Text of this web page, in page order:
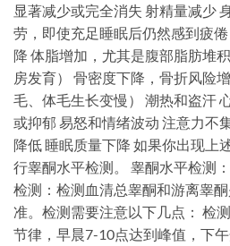
显著减少或完全消失 射精量减少
劳，即使充足睡眠后仍然感到疲
降 体脂增加，尤其是腹部脂肪堆
房发育） 骨密度下降，骨折风险
毛、体毛生长变慢） 潮热和盗汗
或抑郁 易怒和情绪波动 注意力不
降低 睡眠质量下降 如果你出现上
行睾酮水平检测。 睾酮水平检测
检测：检测血清总睾酮和游离睾
准。检测需要注意以下几点： 检
节律，早晨7-10点达到峰值，下